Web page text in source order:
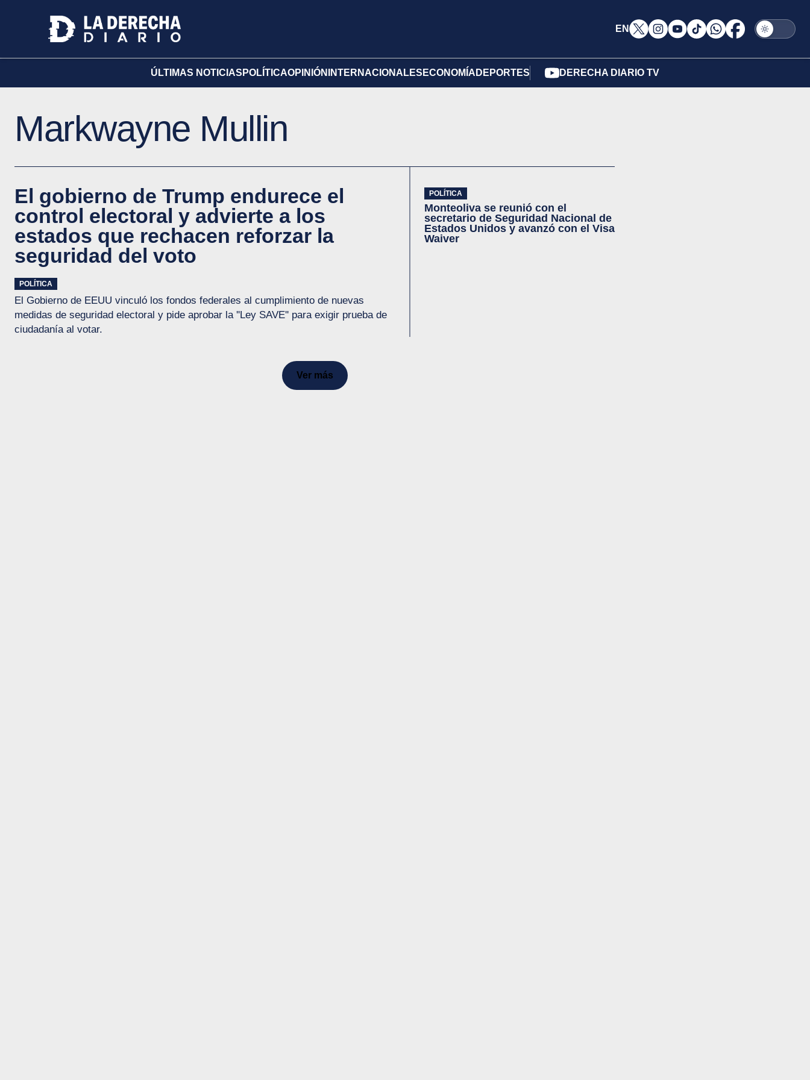
EN
ÚLTIMAS NOTICIAS POLÍTICAOPINIÓN INTERNACIONALES ECONOMÍA DEPORTES DERECHA DIARIO TV
Markwayne Mullin
El gobierno de Trump endurece el
control electoral y advierte a los
estados que rechacen reforzar la
seguridad del voto
POLÍTICA
El Gobierno de EEUU vinculó los fondos federales al cumplimiento de nuevas
medidas de seguridad electoral y pide aprobar la ''Ley SAVE'' para exigir prueba de
ciudadanía al votar.
POLÍTICA
Monteoliva se reunió con el
secretario de Seguridad Nacional de
Estados Unidos y avanzó con el Visa
Waiver
Ver más